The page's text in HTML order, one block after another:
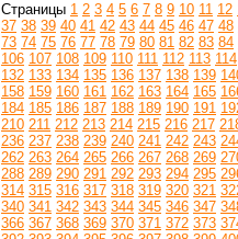
Страницы 1 2 3 4 5 6 7 8 9 10 11 12
37 38 39 40 41 42 43 44 45 46 47 48
73 74 75 76 77 78 79 80 81 82 83 84
106 107 108 109 110 111 112 113 114
132 133 134 135 136 137 138 139
158 159 160 161 162 163 164 165
184 185 186 187 188 189 190 191
210 211 212 213 214 215 216 217
236 237 238 239 240 241 242 243
262 263 264 265 266 267 268 269
288 289 290 291 292 293 294 295
314 315 316 317 318 319 320 321
340 341 342 343 344 345 346 347
366 367 368 369 370 371 372 373